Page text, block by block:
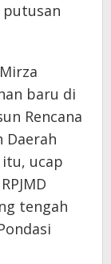
putusan
baru di
Rencana
Daerah
itu, ucap
tengah